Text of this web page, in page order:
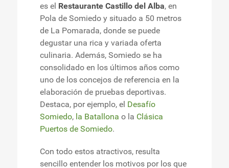
es el Restaurante Castillo del Alba, en
Pola de Somiedo y situado a 50 metros
de La Pomarada, donde se puede
degustar una rica y variada oferta
culinaria. Además, Somiedo se ha
consolidado en los últimos años como
uno de los concejos de referencia en la
elaboración de pruebas deportivas.
Destaca, por ejemplo, el Desafío
Somiedo, la Batallona o la Clásica
Puertos de Somiedo.
Con todo estos atractivos, resulta
sencillo entender los motivos por los que